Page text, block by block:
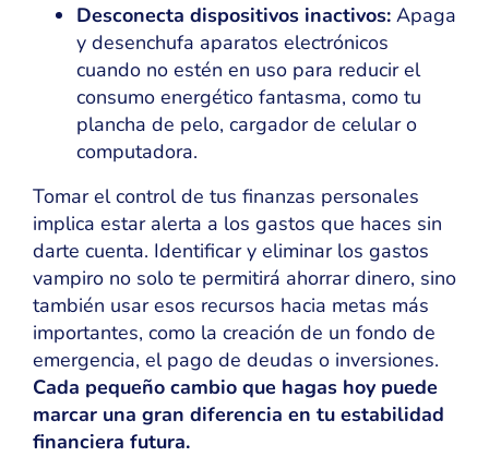
Desconecta dispositivos inactivos: Apaga
y desenchufa aparatos electrónicos
cuando no estén en uso para reducir el
consumo energético fantasma, como tu
plancha de pelo, cargador de celular o
computadora.
Tomar el control de tus finanzas personales
implica estar alerta a los gastos que haces sin
darte cuenta. Identificar y eliminar los gastos
vampiro no solo te permitirá ahorrar dinero, sino
también usar esos recursos hacia metas más
importantes, como la creación de un fondo de
emergencia, el pago de deudas o inversiones.
Cada pequeño cambio que hagas hoy puede
marcar una gran diferencia en tu estabilidad
financiera futura.